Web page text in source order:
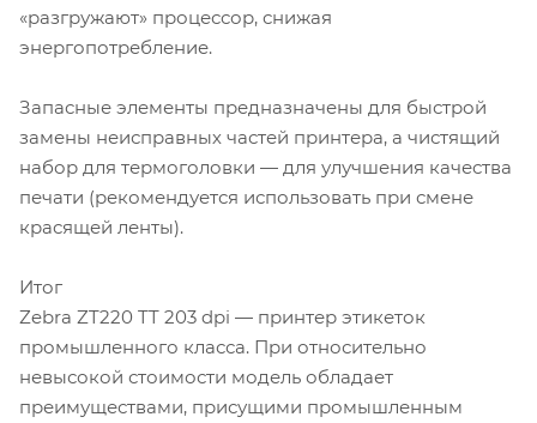
«разгружают» процессор, снижая
энергопотребление.
Запасные элементы предназначены для быстрой
замены неисправных частей принтера, а чистящий
набор для термоголовки — для улучшения качества
печати (рекомендуется использовать при смене
красящей ленты).
Итог
Zebra ZT220 TT 203 dpi — принтер этикеток
промышленного класса. При относительно
невысокой стоимости модель обладает
преимуществами, присущими промышленным